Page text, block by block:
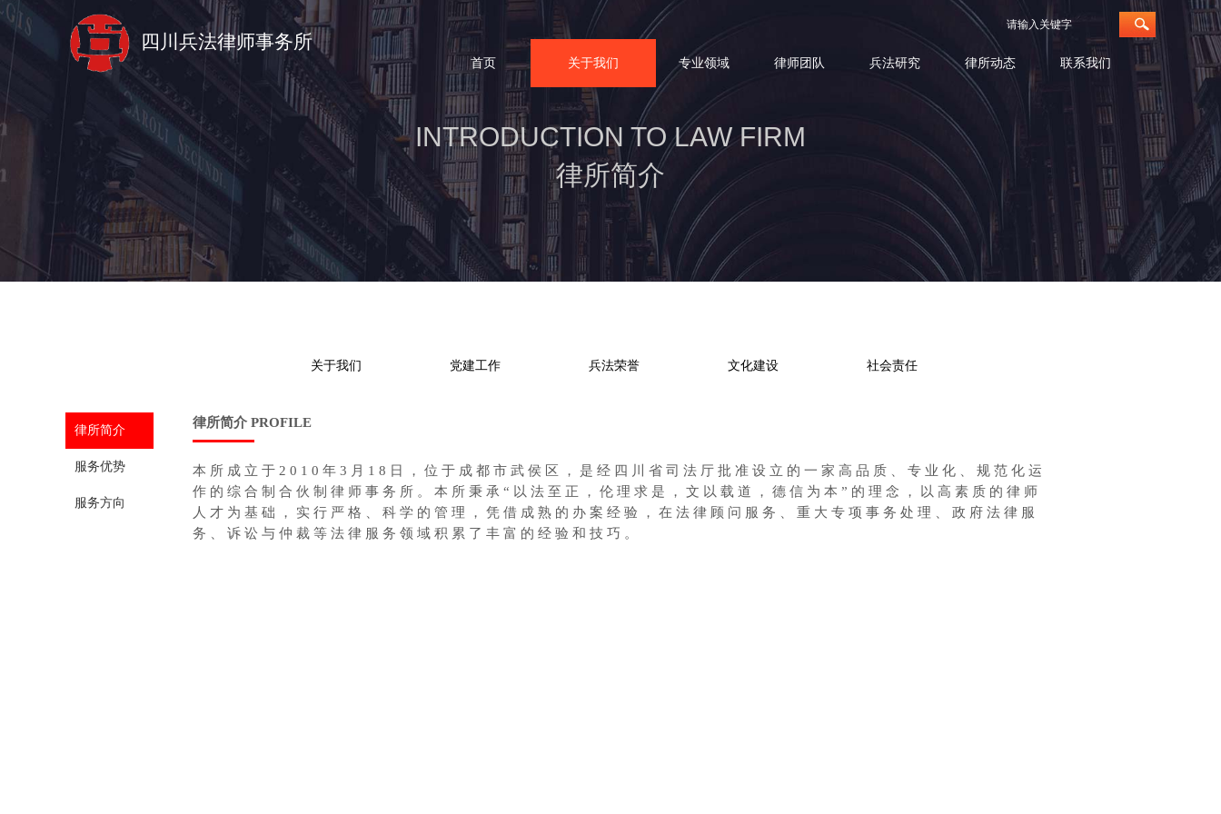
四川兵法律师事务所
首页 关于我们 专业领域 律师团队 兵法研究 律所动态 联系我们
INTRODUCTION TO LAW FIRM
律所简介
关于我们 党建工作 兵法荣誉 文化建设 社会责任
律所简介 PROFILE
本所 成立于 2010年3月18日，位于成都市武侯区，是经四川省司法厅批准设立的一家高品质、专业化、 规范化 运
作的 综 合制 合伙制律师事务所。 本所秉承 “以法至正，伦理求是，文以载道，德信为本”的理念，以高素质的律师
人才为基础，实行严格、科学的管理，凭借成熟的办案经验，在法律顾问服务、重大专项事务处理、政府 法律 服
务、诉讼与仲裁等法律服务领域积累了丰富的经验 和技巧 。
律所简介
服务优势
服务方向